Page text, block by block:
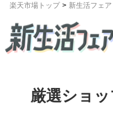
楽天市場トップ 新生活フェア
厳選ショ